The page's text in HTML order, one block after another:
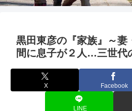
黒田東彦の『家族』～妻
間に息子が２人…三世代
X Facebook
LINE